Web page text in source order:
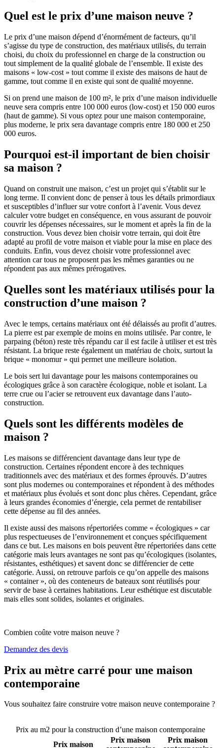
Quel est le prix d’une maison neuve ?
Le prix d’une maison dépend d’énormément de facteurs, qu’il
s’agisse du type de construction, des matériaux utilisés, du terrain
choisi, du choix du professionnel en charge de la construction ou
tout simplement de la qualité globale de l’ensemble. Il existe des
maisons « low-cost » tout comme il existe des maisons de haut de
gamme, tout comme il en existe qui sont de qualité moyenne.
Si on prend une maison de 100 m², le prix d’une maison individuelle
neuve sera compris entre 100 000 euros (low-cost) et 150 000 euros
(haut de gamme). Si vous optez pour une maison contemporaine,
plus moderne, le prix sera davantage compris entre 180 000 et 250
000 euros.
Pourquoi est-il important de bien choisir
sa maison ?
Quand on construit une maison, c’est un projet qui s’établit sur le
long terme. Il convient donc de penser à tous les détails primordiaux
et susceptibles d’influer sur votre confort à l’avenir. Vous devez
calculer votre budget en conséquence, en vous assurant de pouvoir
couvrir les dépenses nécessaires, sur le moment et après la fin de la
construction. Vous devez bien choisir votre terrain, qui doit être
adapté au profil de votre maison et viable pour la mise en place des
conduits. Enfin, vous devez choisir votre professionnel avec
attention car tous ne proposent pas les mêmes garanties ou ne
répondent pas aux mêmes prérogatives.
Quelles sont les matériaux utilisés pour la
construction d’une maison ?
Avec le temps, certains matériaux ont été délaissés au profit d’autres.
La pierre est par exemple de moins en moins utilisée. Par contre, le
parpaing (béton) reste très répandu car il est facile à utiliser et est très
résistant. La brique reste également un matériau de choix, surtout la
brique « monomur » qui permet une meilleure isolation.
Le bois sert lui davantage pour les maisons contemporaines ou
écologiques grâce à son caractère écologique, noble et isolant. La
terre crue ou l’acier se retrouvent eux davantage dans l’auto-
construction.
Quels sont les différents modèles de
maison ?
Les maisons se différencient davantage dans leur type de
construction. Certaines répondent encore à des techniques
traditionnels avec des matériaux et des formes éprouvés. D’autres
sont plus modernes ou contemporaines et répondent à des méthodes
et matériaux plus évolués et sont donc plus chères. Cependant, grâce
à leurs grandes économies d’énergie, cela permet de rentabiliser
cette dépense au fil des années.
Il existe aussi des maisons répertoriées comme « écologiques » car
plus respectueuses de l’environnement et conçues spécifiquement
dans ce but. Les maisons en bois peuvent être répertoriées dans cette
catégorie mais leurs avantages ne sont pas qu’écologiques (isolantes,
résistantes, esthétiques) et savent donc se différencier de cette
catégorie. Aussi, on retrouve parfois ce qu’on appelle des maisons
« container », où des conteneurs de bateaux sont réutilisés pour
servir de base à certaines habitations. Leur esthétique est discutable
mais elles sont solides, isolantes et originales.
Combien coûte votre maison neuve ?
Demandez des devis
Prix au mètre carré pour une maison
contemporaine
Vous souhaitez faire construire votre maison neuve contemporaine ?
Prix au m2 pour la construction d’une maison contemporaine
Prix maison
Prix maison
Prix maison